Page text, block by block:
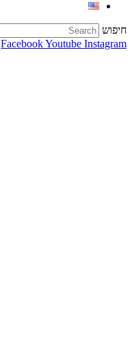
חיפוש
FacebookYoutube Instagram